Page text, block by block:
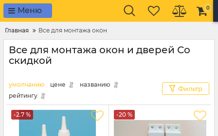
Меню 0
Главная Все для монтажа окон
Все для монтажа окон и дверей Со
скидкой
умолчанию цене
названию
рейтингу
Фильтр
-2.7 % -20 %